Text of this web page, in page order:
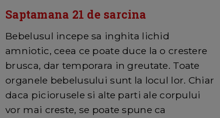
Saptamana 21 de sarcina
Bebelusul incepe sa inghita lichid
amniotic, ceea ce poate duce la o crestere
brusca, dar temporara in greutate. Toate
organele bebelusului sunt la locul lor. Chiar
daca piciorusele si alte parti ale corpului
vor mai creste, se poate spune ca